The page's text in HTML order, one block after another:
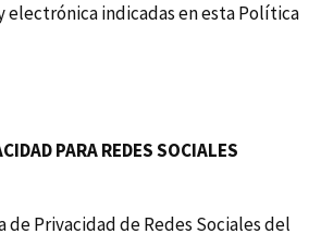
electrónica indicadas en esta Política
PARA REDES SOCIALES
de Privacidad de Redes Sociales del